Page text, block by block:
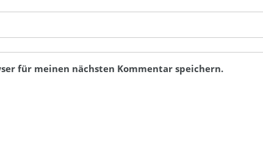
für meinen nächsten Kommentar speichern.